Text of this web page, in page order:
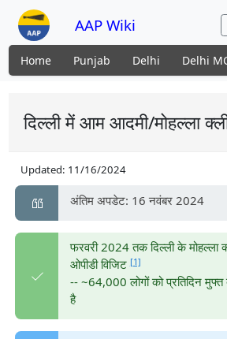
AAP Wiki
Home Punjab Delhi Delhi
दिल्ली में आम आदमी/मोहल्ला
Updated: 11/16/2024
अंतिम अपडेट: 16 नवंबर 2024
फरवरी 2024 तक दिल्ली के मोहल्ला
ओपीडी विजिट[1]
-- ~64,000 लोगों को प्रतिदिन मुफ्त
है